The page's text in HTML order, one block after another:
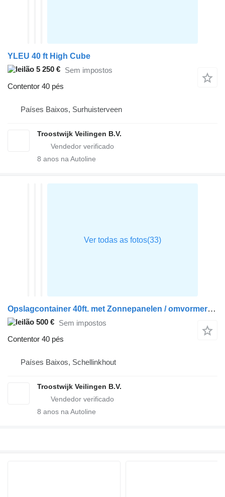
YLEU 40 ft High Cube
5 250 € Sem impostos
Contentor 40 pés
Países Baixos, Surhuisterveen
Troostwijk Veilingen B.V.
8 anos na Autoline
Opslagcontainer 40ft. met Zonnepanelen / omvormer (3x)
500 € Sem impostos
Contentor 40 pés
Países Baixos, Schellinkhout
Troostwijk Veilingen B.V.
8 anos na Autoline